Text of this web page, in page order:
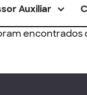
Auxiliar
encontrados